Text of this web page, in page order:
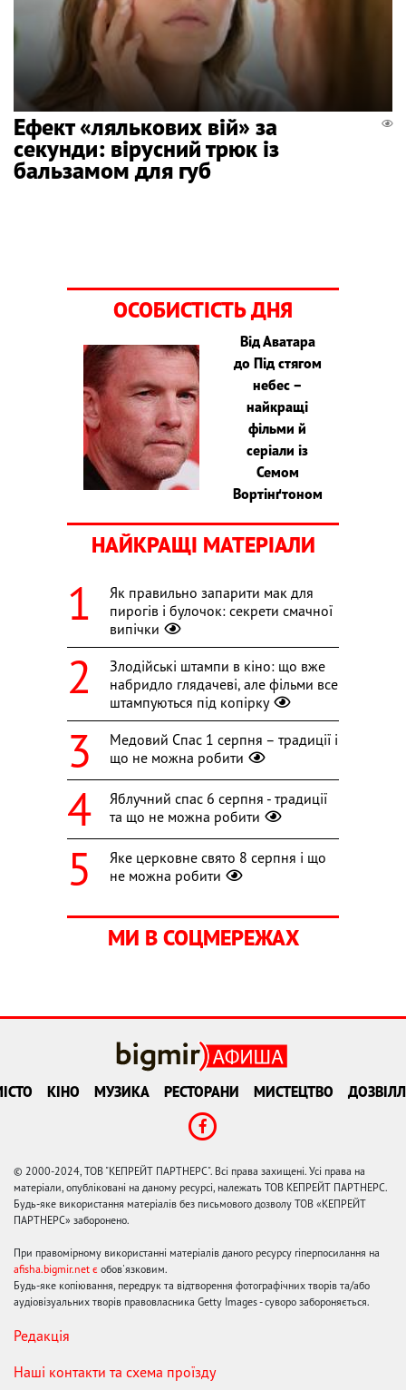
Ефект «лялькових вій» за
секунди: вірусний трюк із
бальзамом для губ
ОСОБИСТІСТЬ ДНЯ
Від Аватара
до Під стягом
небес –
найкращі
фільми й
серіали із
Семом
Вортінґтоном
НАЙКРАЩІ МАТЕРІАЛИ
Як правильно запарити мак для
пирогів і булочок: секрети смачної
випічки
Злодійські штампи в кіно: що вже
набридло глядачеві, але фільми все
штампуються під копірку
Медовий Спас 1 серпня – традиції і
що не можна робити
Яблучний спас 6 серпня - традиції
та що не можна робити
Яке церковне свято 8 серпня і що
не можна робити
МИ В СОЦМЕРЕЖАХ
КІНО МУЗИКА РЕСТОРАНИ МИСТЕЦТВО
© 2000-2024, ТОВ "КЕПРЕЙТ ПАРТНЕРС". Всі права захищені. Усі права на
матеріали, опубліковані на даному ресурсі, належать ТОВ КЕПРЕЙТ ПАРТНЕРС.
Будь-яке використання матеріалів без письмового дозволу ТОВ «КЕПРЕЙТ
ПАРТНЕРС» заборонено.
При правомірному використанні матеріалів даного ресурсу гіперпосилання на
afisha.bigmir.net є обов'язковим.
Будь-яке копіювання, передрук та відтворення фотографічних творів та/або
аудіовізуальних творів правовласника Getty Images - суворо забороняється.
Редакція
Наші контакти та схема проїзду